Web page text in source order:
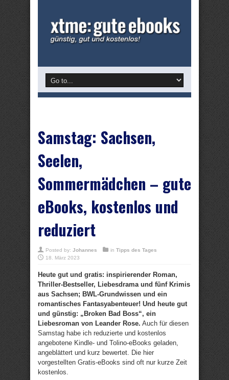
Samstag: Sachsen,
Seelen,
Sommermädchen – gute
eBooks, kostenlos und
reduziert
Posted by: Johannes in Tipps des Tages
18. März 2023
Heute gut und gratis: inspirierender Roman,
Thriller-Bestseller, Liebesdrama und fünf Krimis
aus Sachsen; BWL-Grundwissen und ein
romantisches Fantasyabenteuer! Und heute gut
und günstig: „Broken Bad Boss“, ein
Liebesroman von Leander Rose. Auch für diesen
Samstag habe ich reduzierte und kostenlos
angebotene Kindle- und Tolino-eBooks geladen,
angeblättert und kurz bewertet. Die hier
vorgestellten Gratis-eBooks sind oft nur kurze Zeit
kostenlos.